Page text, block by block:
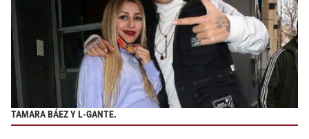
TAMARA BÁEZ Y L-GANTE.